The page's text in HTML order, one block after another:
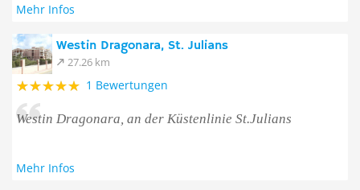
Mehr Infos
Westin Dragonara, St. Julians
27.26 km
1 Bewertungen
Westin Dragonara, an der Küstenlinie St.Julians
Mehr Infos